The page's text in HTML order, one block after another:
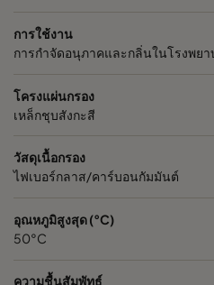
การใช้งาน
การกำจัดอนุภาคและกลิ่นในโรงพย
โครงแผ่นกรอง
เหล็กชุบสังกะสี
วัสดุเนื้อกรอง
ไฟเบอร์กลาส/คาร์บอนกัมมันต์
อุณหภูมิสูงสุด (°C)
50°C
ความชื้นสัมพัทธ์